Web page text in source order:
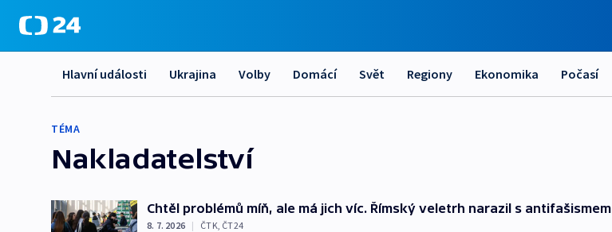
Hlavní události Ukrajina Volby Domácí Svět Regiony Ekonomika Počasí
TÉMA
Nakladatelství
Chtěl problémů míň, ale má jich víc. Římský veletrh narazil s antifašismem
8. 7. 2026 | ČTK, ČT24